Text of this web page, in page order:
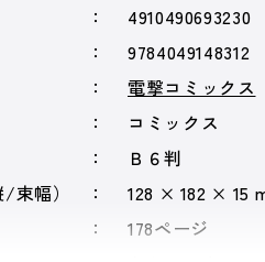
4910490693230
9784049148312
電撃コミックス
コミックス
Ｂ６判
幅）
128 × 182 × 15
178ページ